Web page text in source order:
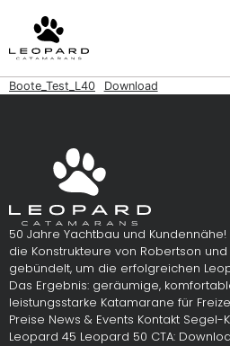
Boote_Test_L40 Download
50 Jahre Yachtbau und
die Konstrukteure von Robertson
gebündelt, um die erfolgreichen
Das Ergebnis: geräumige,
leistungsstarke Katamarane für
Preise News & Events Kontakt
Leopard 45 Leopard 50 CTA: